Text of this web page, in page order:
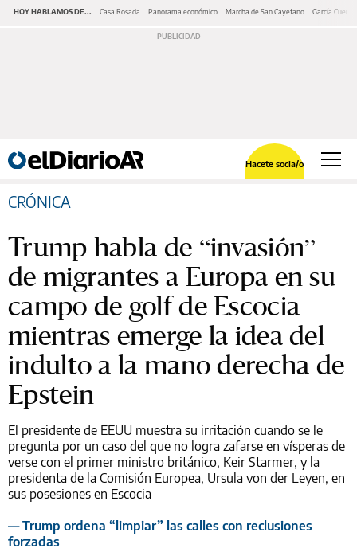
HOY HABLAMOS DE... Casa Rosada Panorama económico Marcha de San Cayetano García Cuerva
Hacete socia/o
CRÓNICA
Trump habla de “invasión”
de migrantes a Europa en su
campo de golf de Escocia
mientras emerge la idea del
indulto a la mano derecha de
Epstein
El presidente de EEUU muestra su irritación cuando se le
pregunta por un caso del que no logra zafarse en vísperas de
verse con el primer ministro británico, Keir Starmer, y la
presidenta de la Comisión Europea, Ursula von der Leyen, en
sus posesiones en Escocia
— Trump ordena “limpiar” las calles con reclusiones
forzadas